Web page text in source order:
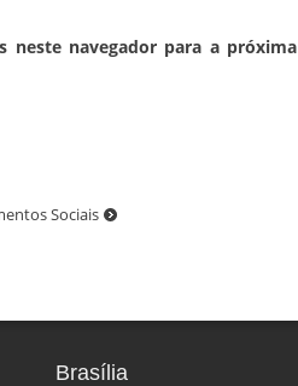
neste navegador para a próxima
Sociais
Brasília